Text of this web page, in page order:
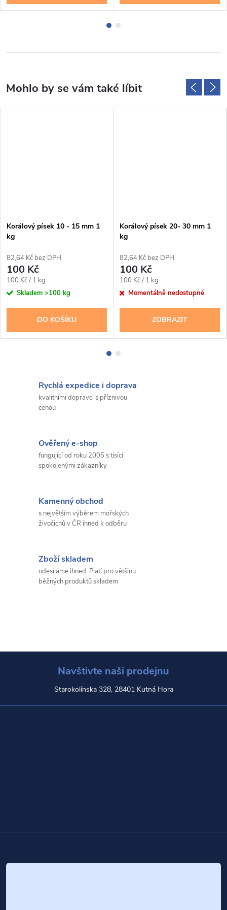
Korálový písek 10 - 15 mm 1
kg
82,64 Kč bez DPH
100 Kč
Měrná
cena:
100 Kč / 1 kg
Skladem >100 kg
DO KOŠÍKU
Korálový písek 20- 30 mm 1
kg
82,64 Kč bez DPH
100 Kč
Měrná
cena:
100 Kč / 1 kg
Momentálně nedostupné
ZOBRAZIT
Rychlá expedice i doprava
kvalitními dopravci s příznivou
cenou
Ověřený e-shop
fungující od roku 2005 s tisíci
spokojenými zákazníky
Kamenný obchod
s největším výběrem mořských
živočichů v ČR ihned k odběru
Zboží skladem
odesíláme ihned. Platí pro většinu
běžných produktů skladem
Navštivte naši prodejnu
Starokolínska 328, 28401 Kutná Hora
á